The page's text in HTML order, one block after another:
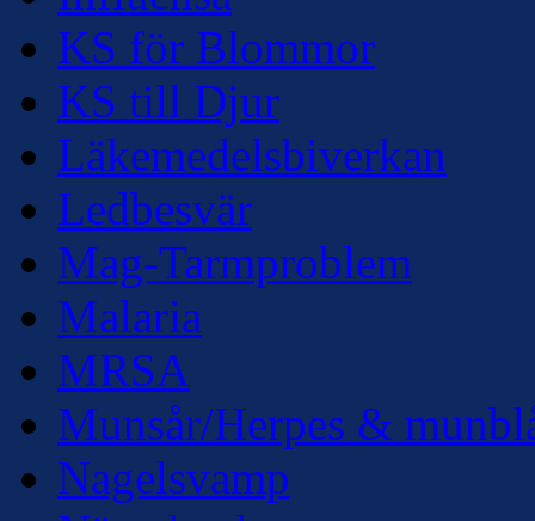
KS för Blommor
KS till Djur
Läkemedelsbiverkan
Ledbesvär
Mag-Tarmproblem
Malaria
MRSA
Munsår/Herpes &
Nagelsvamp